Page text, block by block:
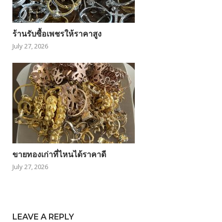
ร้านรับซื้อเพชรให้ราคาสูง
July 27, 2026
ขายทองเก่าที่ไหนได้ราคาดี
July 27, 2026
LEAVE A REPLY